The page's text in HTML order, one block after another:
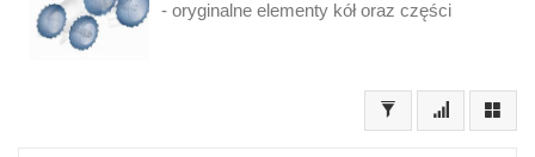
- oryginalne elementy kół oraz części